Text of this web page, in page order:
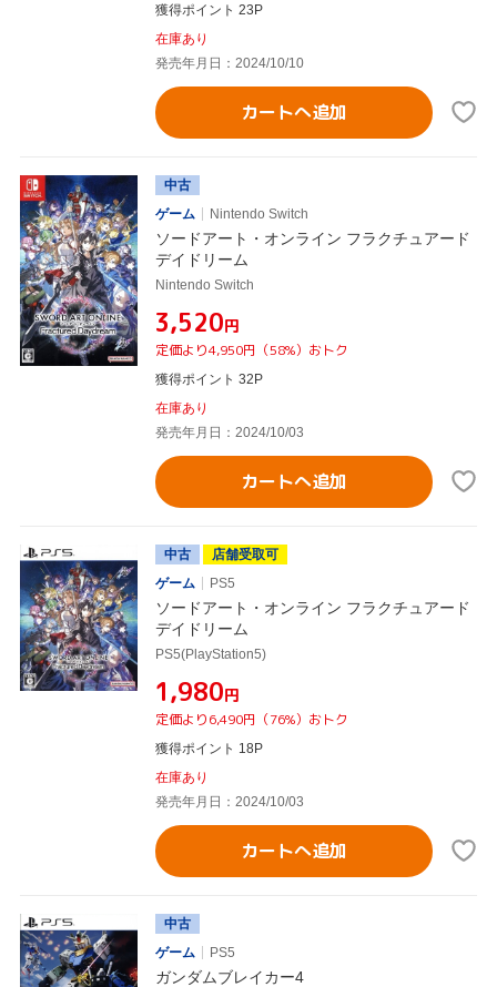
獲得ポイント 23P
在庫あり
発売年月日：2024/10/10
カートへ追加
中古
ゲーム
Nintendo Switch
ソードアート・オンライン フラクチュアード
デイドリーム
Nintendo Switch
¥3,520円
定価より4,950円（58%）おトク
獲得ポイント 32P
在庫あり
発売年月日：2024/10/03
カートへ追加
中古
店舗受取可
ゲーム
PS5
ソードアート・オンライン フラクチュアード
デイドリーム
PS5(PlayStation5)
¥1,980円
定価より6,490円（76%）おトク
獲得ポイント 18P
在庫あり
発売年月日：2024/10/03
カートへ追加
中古
ゲーム
PS5
ガンダムブレイカー4